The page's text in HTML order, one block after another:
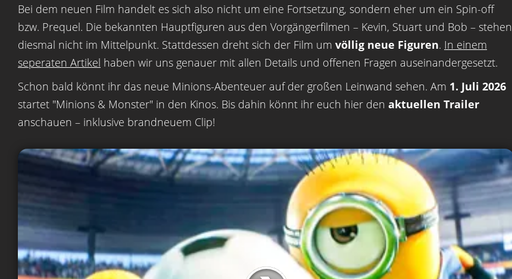
Bei dem neuen Film handelt es sich also nicht um eine Fortsetzung, sondern eher um ein Spin-off
bzw. Prequel. Die bekannten Hauptfiguren aus den Vorgängerfilmen – Kevin, Stuart und Bob – stehen
diesmal nicht im Mittelpunkt. Stattdessen dreht sich der Film um völlig neue Figuren. In einem
seperaten Artikel haben wir uns genauer mit allen Details und offenen Fragen auseinandergesetzt.
Schon bald könnt ihr das neue Minions-Abenteuer auf der großen Leinwand sehen. Am 1. Juli 2026
startet "Minions & Monster" in den Kinos. Bis dahin könnt ihr euch hier den aktuellen Trailer
anschauen – inklusive brandneuem Clip!